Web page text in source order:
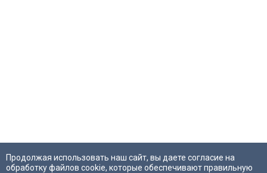
Продолжая использовать наш сайт, вы даете согласие на
обработку файлов cookie, которые обеспечивают правильную